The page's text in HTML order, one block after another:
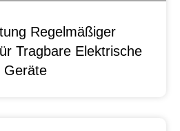
Regelmäßiger
Tragbare Elektrische
Geräte